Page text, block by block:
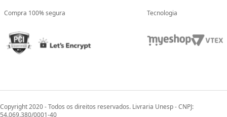
Compra 100% segura Tecnologia
Copyright 2020 - Todos os direitos reservados. Livraria Unesp - CNPJ:
54.069.380/0001-40